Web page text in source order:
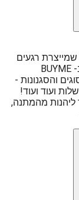
שווים שאי אפשר לשכוח? זה המקום בשבילך! ב-BUYME